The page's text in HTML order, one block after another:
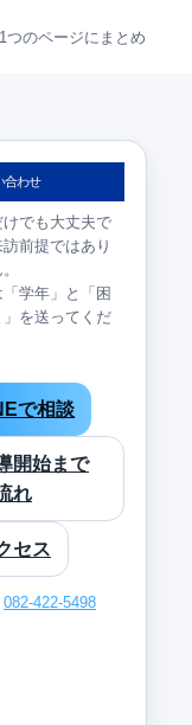
つのページにまとめ
合わせ
けでも大丈夫で
前提ではあり
「学年」と「困
」を送ってくだ
で相談
開始まで
れ
セス
082-422-5498